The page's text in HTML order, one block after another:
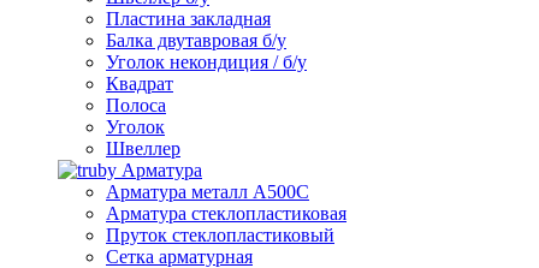
Пластина закладная
Балка двутавровая б/у
Уголок некондиция / б/у
Квадрат
Полоса
Уголок
Швеллер
Арматура
Арматура металл А500С
Арматура стеклопластиковая
Пруток стеклопластиковый
Сетка арматурная